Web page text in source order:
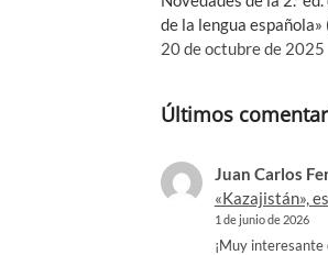
de la lengua
20 de octubre de 2025
Últimos
Juan Carlos
«Kazajistán»,
1 de junio de 2026
¡Muy